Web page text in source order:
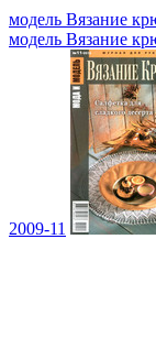
модель Вязание
модель Вязание
2009-11